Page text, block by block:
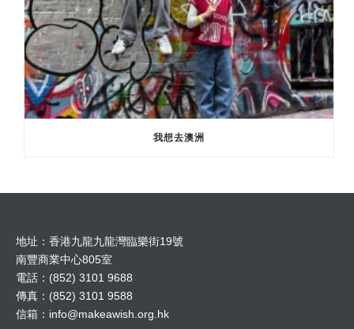
我想去澳洲
地址：香港九龍九龍灣臨樂街19號
南豐商業中心805室
電話：(852) 3101 9688
傳真：(852) 3101 9588
信箱： info@makeawish.org.hk